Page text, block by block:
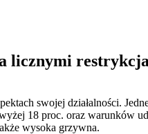
licznymi
swojej działalności.
18 proc. oraz warunków
wysoka grzywna.